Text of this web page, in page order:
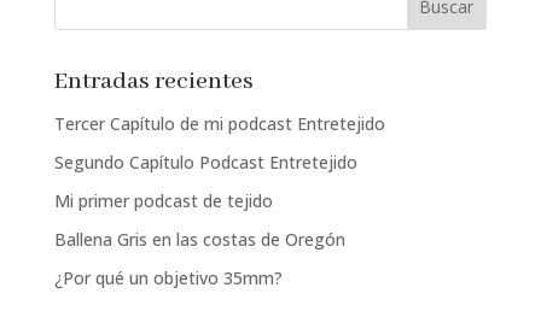
Entradas recientes
Tercer Capítulo de mi podcast Entretejido
Segundo Capítulo Podcast Entretejido
Mi primer podcast de tejido
Ballena Gris en las costas de Oregón
¿Por qué un objetivo 35mm?